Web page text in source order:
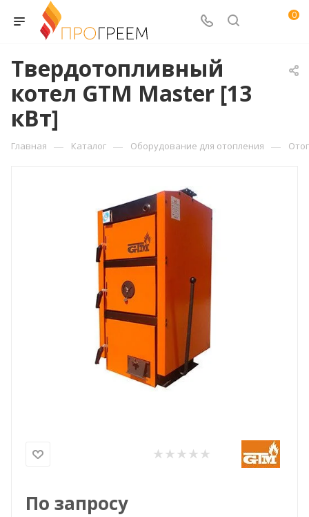
0
Твердотопливный
котел GTM Master [13
кВт]
Главная — Каталог — Оборудование для отопления —
По запросу